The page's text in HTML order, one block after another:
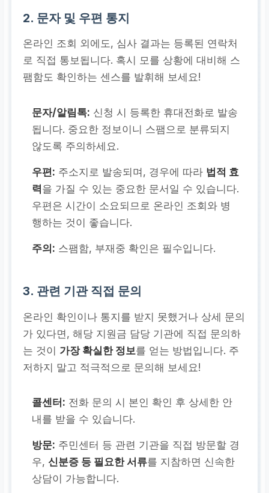
2. 문자 및 우편 통지
온라인 조회 외에도, 심사 결과는 등록된 연락처
로 직접 통보됩니다. 혹시 모를 상황에 대비해 스
팸함도 확인하는 센스를 발휘해 보세요!
문자/알림톡: 신청 시 등록한 휴대전화로 발송
됩니다. 중요한 정보이니 스팸으로 분류되지
않도록 주의하세요.
우편: 주소지로 발송되며, 경우에 따라 법적 효
력을 가질 수 있는 중요한 문서일 수 있습니다.
우편은 시간이 소요되므로 온라인 조회와 병
행하는 것이 좋습니다.
주의: 스팸함, 부재중 확인은 필수입니다.
3. 관련 기관 직접 문의
온라인 확인이나 통지를 받지 못했거나 상세 문의
가 있다면, 해당 지원금 담당 기관에 직접 문의하
는 것이 가장 확실한 정보를 얻는 방법입니다. 주
저하지 말고 적극적으로 문의해 보세요!
콜센터: 전화 문의 시 본인 확인 후 상세한 안
내를 받을 수 있습니다.
방문: 주민센터 등 관련 기관을 직접 방문할 경
우,신분증 등 필요한 서류를 지참하면 신속한
상담이 가능합니다.